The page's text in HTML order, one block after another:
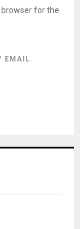
for the
EMAIL.